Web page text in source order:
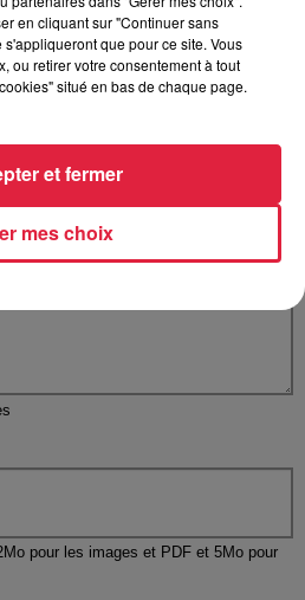
pour les images et PDF et 5Mo pour
en cliquant sur "Continuer sans
que pour ce site. Vous
ou retirer votre consentement à tout
situé en bas de chaque page.
mes choix
et fermer